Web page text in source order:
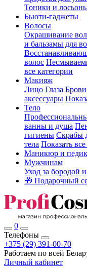
Тоники и
Бьюти-гаджеты
Волосы
Окрашивание
и бальзамы для
волос
все категории
Макияж
Лицо Глаза Брови
аксессуары
Тело
ванны и душа
гигиены Скрабы
тела Показать
Маникюр и
Мужчинам
Уход за бородой
🎁 Подарочный
0
Телефоны
+375 (29) 391-00-70
Работаем по всей
Личный кабинет